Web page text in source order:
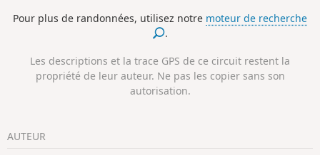
façonnée par l'homme et l'érosion, dominant la
Loire, les villages remarquables et leur
Pour plus de randonnées, utilisez notre moteur de recherche
.
Les descriptions et la trace GPS de ce circuit restent la
propriété de leur auteur. Ne pas les copier sans son
autorisation.
AUTEUR